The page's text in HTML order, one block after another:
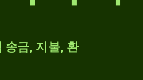
송금, 지불, 환